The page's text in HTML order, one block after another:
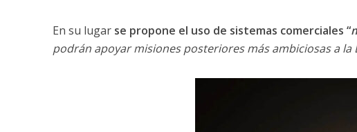
En su lugar se propone el uso de sistemas comerciales “
podrán apoyar misiones posteriores más ambiciosas a la